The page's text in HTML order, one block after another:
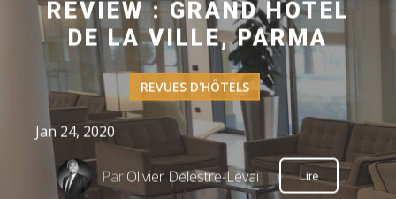
REVIEW : GRAND HOTEL
DE LA VILLE, PARMA
REVUES D'HÔTELS
Jan 24, 2020
ParOlivier Delestre-Levai Lire